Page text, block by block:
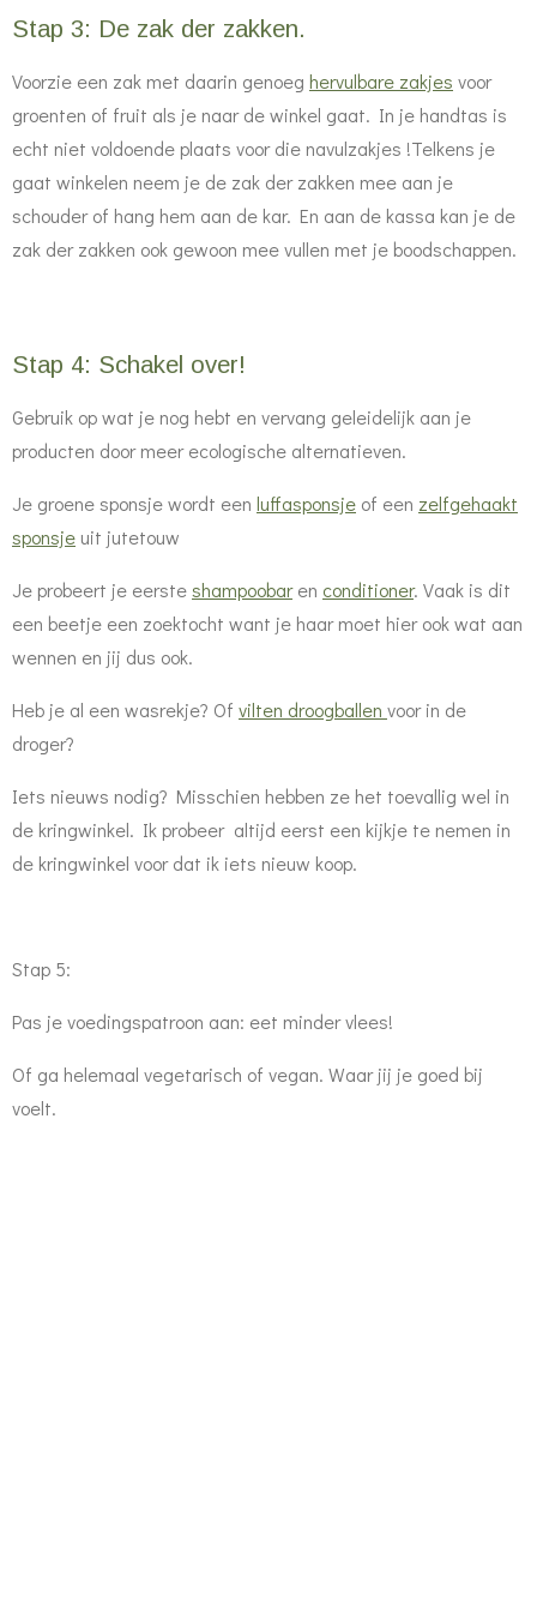
Stap 3: De zak der zakken.
Voorzie een zak met daarin genoeg hervulbare zakjes voor
groenten of fruit als je naar de winkel gaat. In je handtas is
echt niet voldoende plaats voor die navulzakjes !Telkens je
gaat winkelen neem je de zak der zakken mee aan je
schouder of hang hem aan de kar. En aan de kassa kan je de
zak der zakken ook gewoon mee vullen met je boodschappen.
Stap 4: Schakel over!
Gebruik op wat je nog hebt en vervang geleidelijk aan je
producten door meer ecologische alternatieven.
Je groene sponsje wordt een luffasponsje of een zelfgehaakt
sponsje uit jutetouw
Je probeert je eersteshampoobaren conditioner. Vaak is dit
een beetje een zoektocht want je haar moet hier ook wat aan
wennen en jij dus ook.
Heb je al een wasrekje? Of vilten droogballen voor in de
droger?
Iets nieuws nodig? Misschien hebben ze het toevallig wel in
de kringwinkel. Ik probeer altijd eerst een kijkje te nemen in
de kringwinkel voor dat ik iets nieuw koop.
Stap 5:
Pas je voedingspatroon aan: eet minder vlees!
Of ga helemaal vegetarisch of vegan. Waar jij je goed bij
voelt.